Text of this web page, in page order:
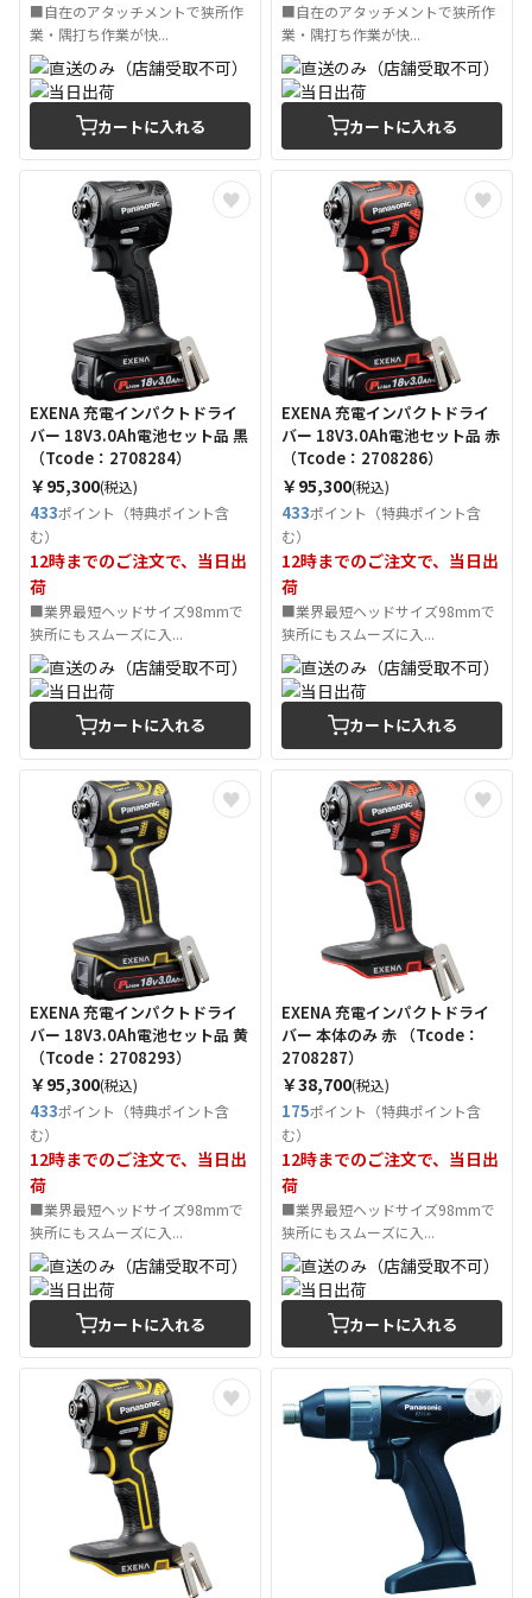
■自在のアタッチメントで狭所作
業・隅打ち作業が快...
カートに入れる
■自在のアタッチメントで狭所作
業・隅打ち作業が快...
カートに入れる
EXENA 充電インパクトドライ
バー 18V3.0Ah電池セット品 黒
（Tcode：2708284）
￥95,300(税込)
433ポイント（特典ポイント含
む）
12時までのご注文で、当日出
荷
■業界最短ヘッドサイズ98mmで
狭所にもスムーズに入...
カートに入れる
EXENA 充電インパクトドライ
バー 18V3.0Ah電池セット品 赤
（Tcode：2708286）
￥95,300(税込)
433ポイント（特典ポイント含
む）
12時までのご注文で、当日出
荷
■業界最短ヘッドサイズ98mmで
狭所にもスムーズに入...
カートに入れる
EXENA 充電インパクトドライ
バー 18V3.0Ah電池セット品 黄
（Tcode：2708293）
￥95,300(税込)
433ポイント（特典ポイント含
む）
12時までのご注文で、当日出
荷
■業界最短ヘッドサイズ98mmで
狭所にもスムーズに入...
カートに入れる
EXENA 充電インパクトドライ
バー 本体のみ 赤 （Tcode：
2708287）
￥38,700(税込)
175ポイント（特典ポイント含
む）
12時までのご注文で、当日出
荷
■業界最短ヘッドサイズ98mmで
狭所にもスムーズに入...
カートに入れる